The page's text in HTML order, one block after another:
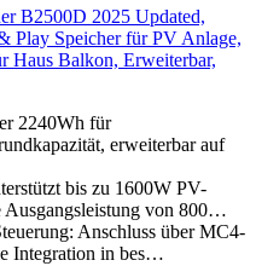
B2500D 2025 Updated,
Play Speicher für PV Anlage,
Haus Balkon, Erweiterbar,
2240Wh für
erweiterbar auf
bis zu 1600W PV-
Ausgangsleistung von 800…
Anschluss über MC4-
Integration in bes…